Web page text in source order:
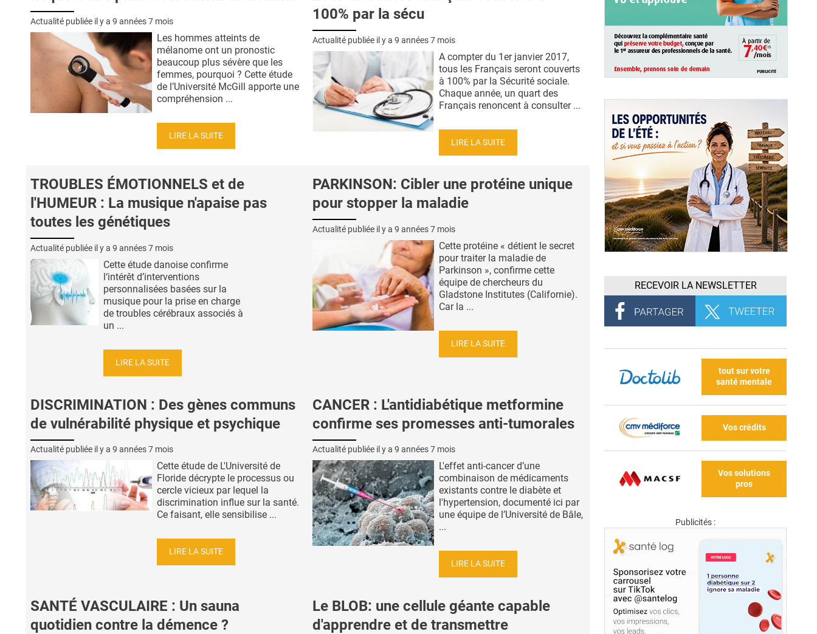
Actualité publiée il y a 9 années 7 mois
Les hommes atteints de
mélanome ont un pronostic
beaucoup plus sévère que les
femmes, pourquoi ? Cette étude
de l’Université McGill apporte une
compréhension ...
LIRE LA SUITE
100% par la sécu
Actualité publiée il y a 9 années 7 mois
A compter du 1er janvier 2017,
tous les Français seront couverts
à 100% par la Sécurité sociale.
Chaque année, un quart des
Français renoncent à consulter ...
LIRE LA SUITE
TROUBLES ÉMOTIONNELS et de
l'HUMEUR : La musique n'apaise pas
toutes les génétiques
Actualité publiée il y a 9 années 7 mois
Cette étude danoise confirme
l‘intérêt d’interventions
personnalisées basées sur la
musique pour la prise en charge
de troubles cérébraux associés à
un ...
LIRE LA SUITE
PARKINSON: Cibler une protéine unique
pour stopper la maladie
Actualité publiée il y a 9 années 7 mois
Cette protéine « détient le secret
pour traiter la maladie de
Parkinson », confirme cette
équipe de chercheurs du
Gladstone Institutes (Californie).
Car la ...
LIRE LA SUITE
DISCRIMINATION : Des gènes communs
de vulnérabilité physique et psychique
Actualité publiée il y a 9 années 7 mois
Cette étude de L'Université de
Floride décrypte le processus ou
cercle vicieux par lequel la
discrimination influe sur la santé.
Ce faisant, elle sensibilise ...
LIRE LA SUITE
CANCER : L'antidiabétique metformine
confirme ses promesses anti-tumorales
Actualité publiée il y a 9 années 7 mois
L'effet anti-cancer d’une
combinaison de médicaments
existants contre le diabète et
l'hypertension, documenté ici par
une équipe de l’Université de Bâle,
...
LIRE LA SUITE
SANTÉ VASCULAIRE : Un sauna
quotidien contre la démence ?
Le BLOB: une cellule géante capable
d'apprendre et de transmettre
RECEVOIR LA NEWSLETTER
tout sur votre
santé mentale
Vos crédits
Vos solutions
pros
Publicités :